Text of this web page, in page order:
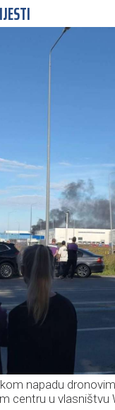
napadu
centru u vlasništvu